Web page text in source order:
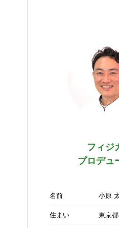
フィジ
プロデュ
名前
小原
住まい
東京都